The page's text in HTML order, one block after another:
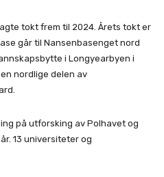
tokt frem til 2024. Årets tokt er
går til Nansenbasenget nord
i Longyearbyen i
nordlige delen av
på utforsking av Polhavet og
13 universiteter og